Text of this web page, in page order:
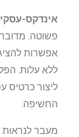
אינדקס-
פשוטה. מדובר
אפשרות
ללא עלות.
ליצור כרטיס
החשיפה.
מעבר לנראות